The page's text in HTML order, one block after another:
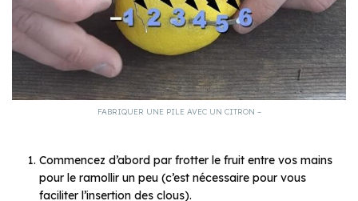
FABRIQUER UNE PILE AVEC UN CITRON –
Commencez d’abord par frotter le fruit entre vos mains
pour le ramollir un peu (c’est nécessaire pour vous
faciliter l’insertion des clous).